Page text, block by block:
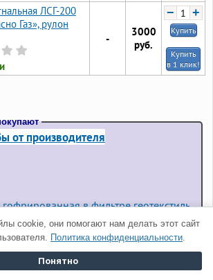
ЛСГ-200
Газ», рулон
-
3000
руб.
− +
Купить
Купить
в 1 клик!
от производителя
в фильтре геотекстиль
руб./м.п.
в фильтре геотекстиль
в фильтре геотекстиль
cookie, они помогают нам делать этот сайт
Политика конфиденциальности.
Понятно